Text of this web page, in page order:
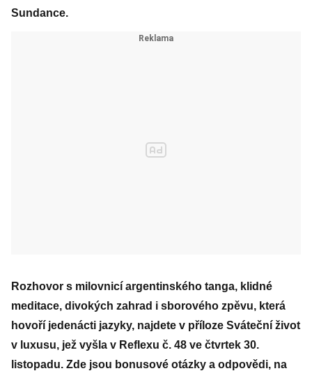
Sundance.
Rozhovor s milovnicí argentinského tanga, klidné
meditace, divokých zahrad i sborového zpěvu, která
hovoří jedenácti jazyky, najdete v příloze Sváteční život
v luxusu, jež vyšla v Reflexu č. 48 ve čtvrtek 30.
listopadu. Zde jsou bonusové otázky a odpovědi, na